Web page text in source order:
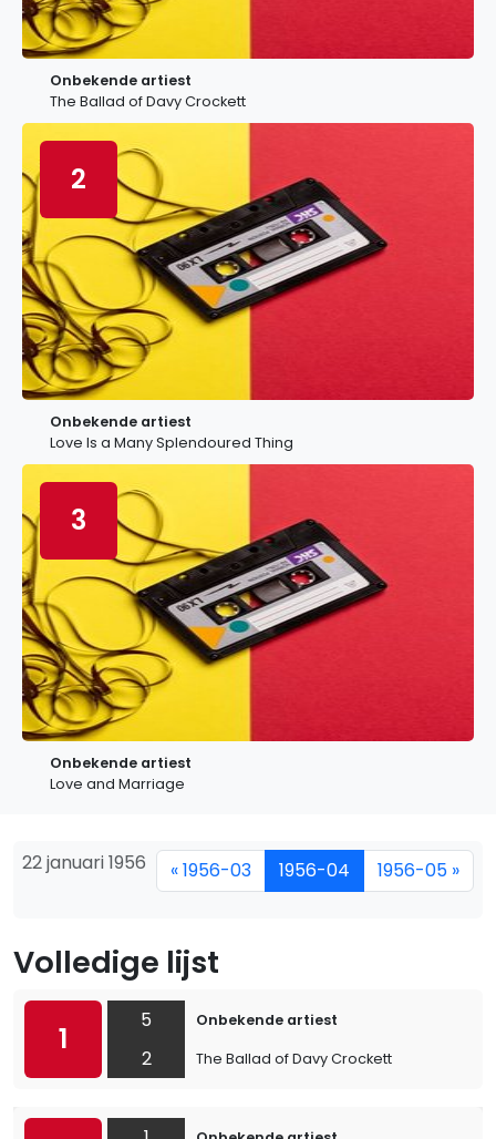
Onbekende artiest
The Ballad of Davy Crockett
2
Onbekende artiest
Love Is a Many Splendoured Thing
3
Onbekende artiest
Love and Marriage
22 januari 1956 « 1956-03 1956-04 1956-05 »
Volledige lijst
1
5
2
Onbekende artiest
The Ballad of Davy Crockett